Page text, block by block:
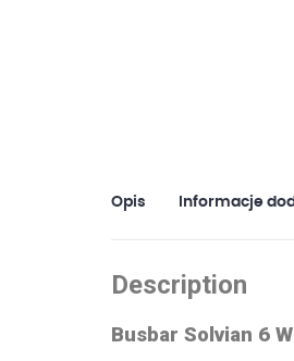
Opis Informacje
Description
Busbar Solvian 6